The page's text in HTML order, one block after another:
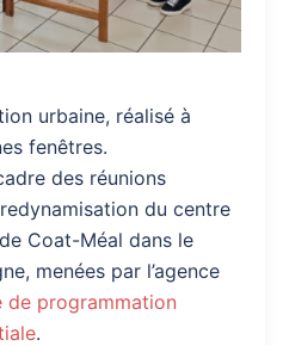
urbaine, réalisé à
fenêtres.
des réunions
du centre
Coat-Méal dans le
menées par l’agence
de programmation
.